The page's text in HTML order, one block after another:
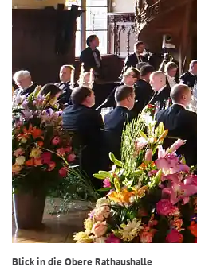
Blick in die Obere Rathaushalle